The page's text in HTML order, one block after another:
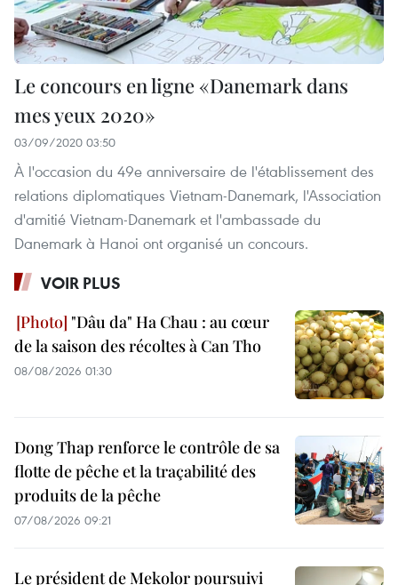
Le concours en ligne «Danemark dans
mes yeux 2020»
03/09/2020 03:50
À l'occasion du 49e anniversaire de l'établissement des
relations diplomatiques Vietnam-Danemark, l'Association
d'amitié Vietnam-Danemark et l'ambassade du
Danemark à Hanoi ont organisé un concours.
VOIR PLUS
"Dâu da" Ha Chau : au cœur
de la saison des récoltes à Can Tho
08/08/2026 01:30
Dong Thap renforce le contrôle de sa
flotte de pêche et la traçabilité des
produits de la pêche
07/08/2026 09:21
Le président de Mekolor poursuivi